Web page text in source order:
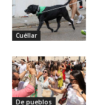
Cuéllar
De pueblos